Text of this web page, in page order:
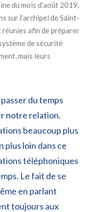
du mois d’août 2019,
sur l’archipel de Saint-
afin de préparer
de sécurité
mais leurs
passer du temps
notre relation.
beaucoup plus
plus loin dans ce
téléphoniques
Le fait de se
en parlant
toujours aux